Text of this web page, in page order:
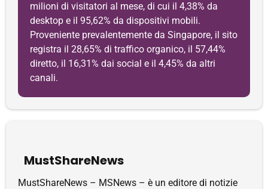
milioni di visitatori al mese, di cui il 4,38% da
desktop e il 95,62% da dispositivi mobili.
Proveniente prevalentemente da Singapore, il sito
registra il 28,65% di traffico organico, il 57,44%
diretto, il 16,31% dai social e il 4,45% da altri
canali.
MustShareNews
MustShareNews – MSNews – è un editore di notizie